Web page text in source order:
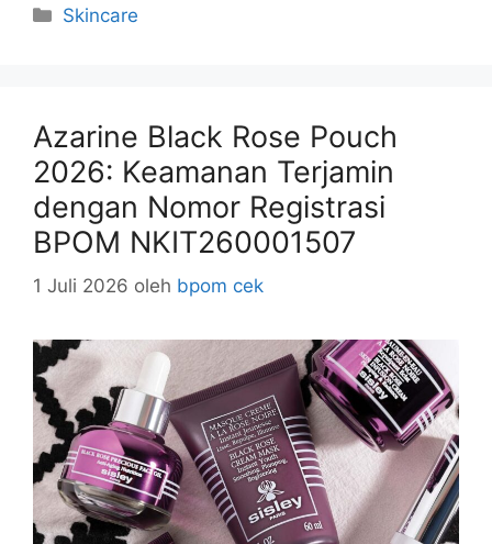
Kategori
Skincare
Azarine Black Rose Pouch
2026: Keamanan Terjamin
dengan Nomor Registrasi
BPOM NKIT260001507
1 Juli 2026 oleh bpom cek